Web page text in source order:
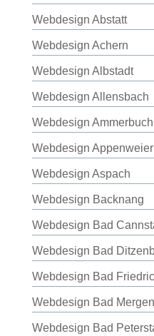
Webdesign Abstatt
Webdesign Achern
Webdesign Albstadt
Webdesign Allensbach
Webdesign Ammerbuch
Webdesign Appenweier
Webdesign Aspach
Webdesign Backnang
Webdesign Bad
Webdesign Bad
Webdesign Bad
Webdesign Bad
Webdesign Bad